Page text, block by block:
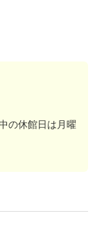
の休館日は月曜